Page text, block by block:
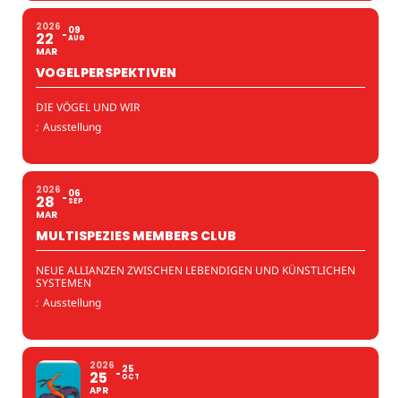
2026
22
MAR
09
AUG
VOGELPERSPEKTIVEN
DIE VÖGEL UND WIR
: Ausstellung
2026
28
MAR
06
SEP
MULTISPEZIES MEMBERS CLUB
NEUE ALLIANZEN ZWISCHEN LEBENDIGEN UND KÜNSTLICHEN
SYSTEMEN
: Ausstellung
2026
25
APR
25
OCT